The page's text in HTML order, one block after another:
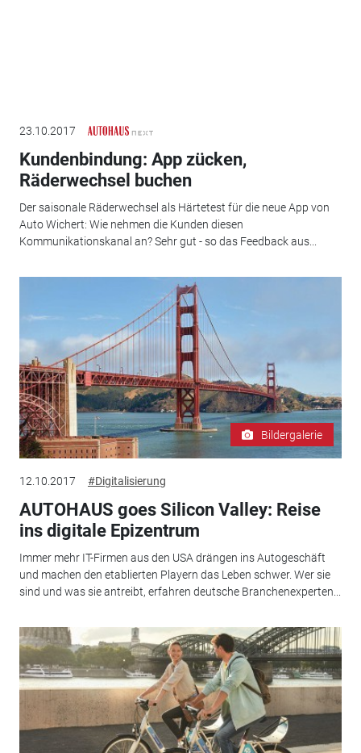
23.10.2017
Kundenbindung: App zücken,
Räderwechsel buchen
Der saisonale Räderwechsel als Härtetest für die neue App von
Auto Wichert: Wie nehmen die Kunden diesen
Kommunikationskanal an? Sehr gut - so das Feedback aus...
Bildergalerie
12.10.2017 #Digitalisierung
AUTOHAUS goes Silicon Valley: Reise
ins digitale Epizentrum
Immer mehr IT-Firmen aus den USA drängen ins Autogeschäft
und machen den etablierten Playern das Leben schwer. Wer sie
sind und was sie antreibt, erfahren deutsche Branchenexperten...